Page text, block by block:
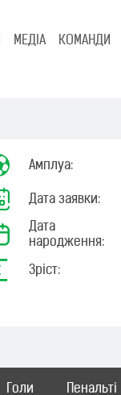
МЕДІА КОМАНДИ
Амплуа:
Дата заявки:
Дата
народження:
Зріст:
Голи Пенальті